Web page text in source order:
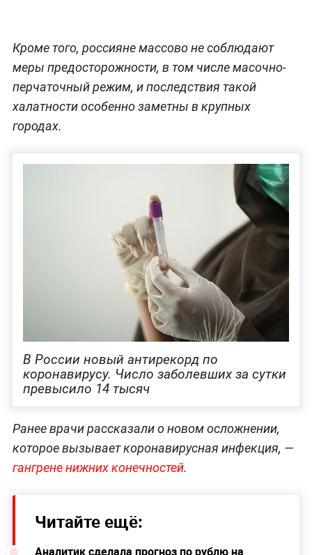
Кроме того, россияне массово не соблюдают
меры предосторожности, в том числе масочно-
перчаточный режим, и последствия такой
халатности особенно заметны в крупных
городах.
В России новый антирекорд по
коронавирусу. Число заболевших за сутки
превысило 14 тысяч
Ранее врачи рассказали о новом осложнении,
которое вызывает коронавирусная инфекция, —
гангрене нижних конечностей.
Читайте ещё:
Аналитик сделала прогноз по рублю на